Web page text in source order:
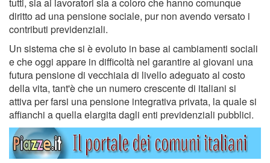
diritto ad una pensione sociale, pur non avendo versato i
contributi previdenziali.
Un sistema che si è evoluto in base ai cambiamenti sociali
e che oggi appare in difficoltà nel garantire ai giovani una
futura pensione di vecchiaia di livello adeguato al costo
della vita, tant'è che un numero crescente di italiani si
attiva per farsi una pensione integrativa privata, la quale si
affianchi a quella elargita dagli enti previdenziali pubblici.